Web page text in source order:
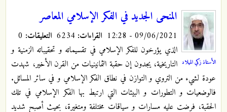
الأستاذ زكي الميلاد
المنحى الجديد في الفكر الإسلامي المعاصر
09/06/2021 - 12:28 القراءات: التعليقات:
الذي يؤرخون للفكر الإسلامي في تقسيماته و تحقيباته الزمنية و
التاريخية، يجدون إن حقبة الثمانينيات من القرن الأخير، شهدت
عودة لشيء من التروي و التوازن في نطاق الفكر الإسلامي و في سائر المسائل.
فالوضعيات و التطورات و البيئات التي ارتبط بها الفكر الإسلامي في تلك
الحقبة، فرضت عليه مسارات و سياقات مختلفة ومتغيرة، بحيث أصبح شديد